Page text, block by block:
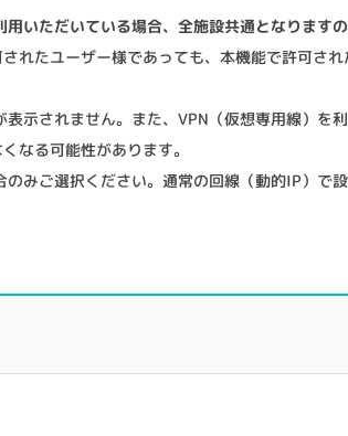
いただいている場合、全施設共通となりますの
されたユーザー様であっても、本機能で許可さ
されません。また、VPN（仮想専用線）を
なる可能性があります。
みご選択ください。通常の回線（動的IP）で